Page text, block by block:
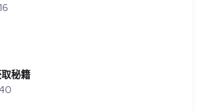
秘籍